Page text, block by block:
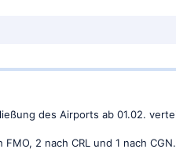
des Airports ab 01.02.
2 nach CRL und 1 nach